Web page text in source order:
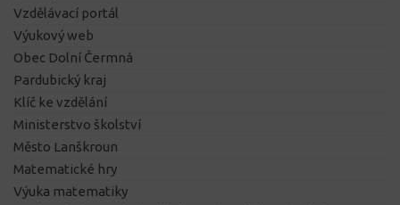
Vzdělávací portál
Výukový web
Obec Dolní Čermná
Pardubický kraj
Klíč ke vzdělání
Ministerstvo školství
Město Lanškroun
Matematické hry
Výuka matematiky